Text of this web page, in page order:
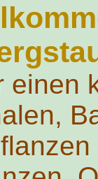
einen